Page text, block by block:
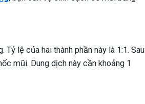
lệ của hai thành phần này là 1:1. Sau
mũi. Dung dịch này cần khoảng 1